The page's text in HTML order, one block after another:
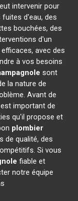
intervenir pour
fuites d'eau, des
bouchées, des
d'un
avec des
à vos besoins
sont
la nature de
Avant de
important de
qu'il propose et
plombier
de qualité, des
Si vous
fiable et
notre équipe